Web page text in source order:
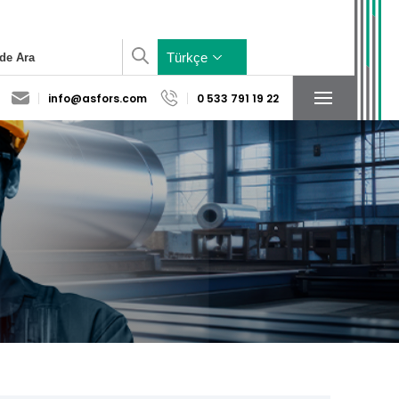
Sosyal Medya
Hesaplarımız
Konum
Türkçe
info@asfors.com 0 533 791 19 22